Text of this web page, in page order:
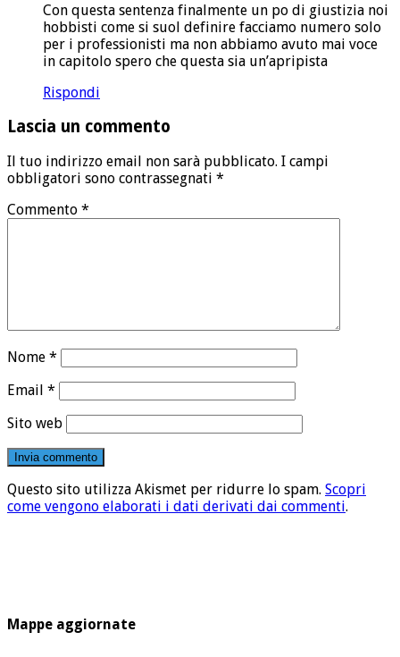
Con questa sentenza finalmente un po di giustizia noi
hobbisti come si suol definire facciamo numero solo
per i professionisti ma non abbiamo avuto mai voce
in capitolo spero che questa sia un’apripista
Rispondi
Lascia un commento
Il tuo indirizzo email non sarà pubblicato. I campi
obbligatori sono contrassegnati *
Commento *
Nome *
Email *
Sito web
Questo sito utilizza Akismet per ridurre lo spam. Scopri
come vengono elaborati i dati derivati dai commenti.
Mappe aggiornate